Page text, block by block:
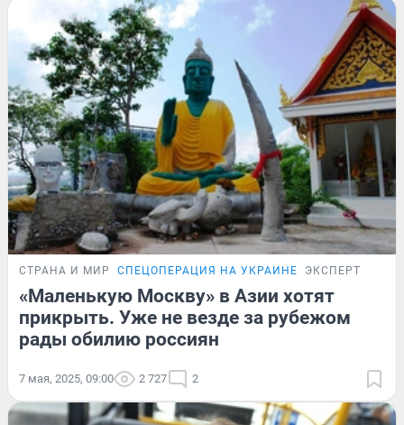
СТРАНА И МИР СПЕЦОПЕРАЦИЯ НА УКРАИНЕ ЭКСПЕРТ
«Маленькую Москву» в Азии хотят
прикрыть. Уже не везде за рубежом
рады обилию россиян
7 мая, 2025, 09:00 2 727 2